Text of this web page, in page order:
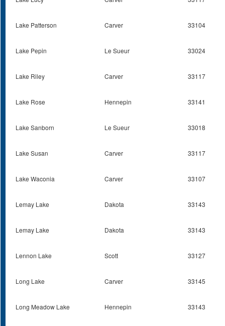
Lake Patterson Carver 33104
Lake Pepin Le Sueur 33024
Lake Riley Carver 33117
Lake Rose Hennepin 33141
Lake Sanborn Le Sueur 33018
Lake Susan Carver 33117
Lake Waconia Carver 33107
Lemay Lake Dakota 33143
Lemay Lake Dakota 33143
Lennon Lake Scott 33127
Long Lake Carver 33145
Long Meadow Lake Hennepin 33143